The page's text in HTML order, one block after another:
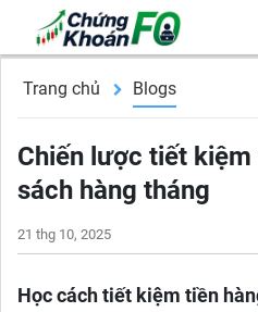
Trang chủ Blogs
Chiến lược tiết
sách hàng tháng
21 thg 10, 2025
Học cách tiết kiệm tiền